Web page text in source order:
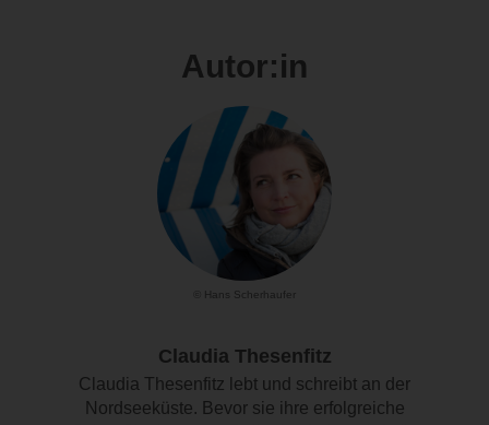
Autor:in
© Hans Scherhaufer
Claudia Thesenfitz
Claudia Thesenfitz lebt und schreibt an der
Nordseeküste. Bevor sie ihre erfolgreiche